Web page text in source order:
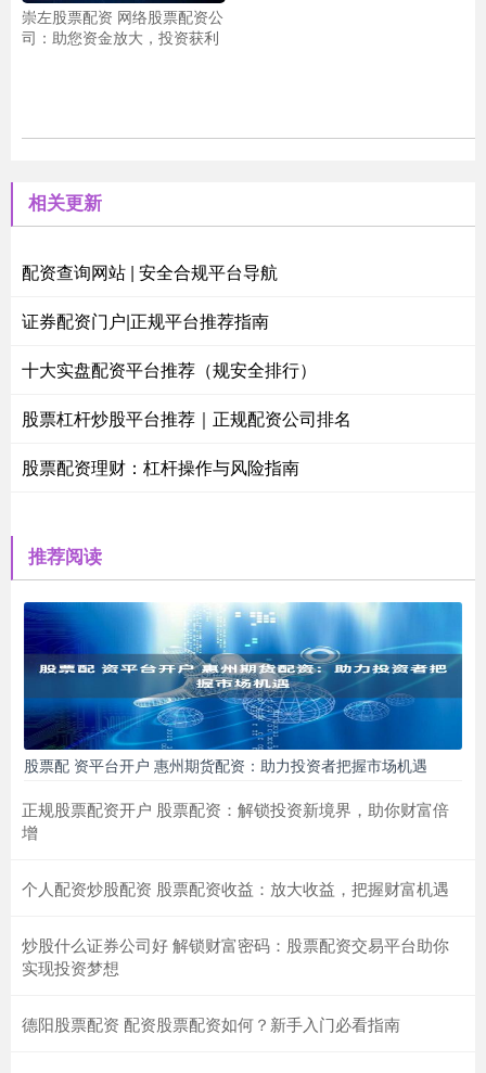
崇左股票配资 网络股票配资公
司：助您资金放大，投资获利
相关更新
配资查询网站 | 安全合规平台导航
证券配资门户|正规平台推荐指南
十大实盘配资平台推荐（规安全排行）
股票杠杆炒股平台推荐｜正规配资公司排名
股票配资理财：杠杆操作与风险指南
推荐阅读
股票配 资平台开户 惠州期货配资：助力投资者把握市场机遇
正规股票配资开户 股票配资：解锁投资新境界，助你财富倍
增
个人配资炒股配资 股票配资收益：放大收益，把握财富机遇
炒股什么证券公司好 解锁财富密码：股票配资交易平台助你
实现投资梦想
德阳股票配资 配资股票配资如何？新手入门必看指南